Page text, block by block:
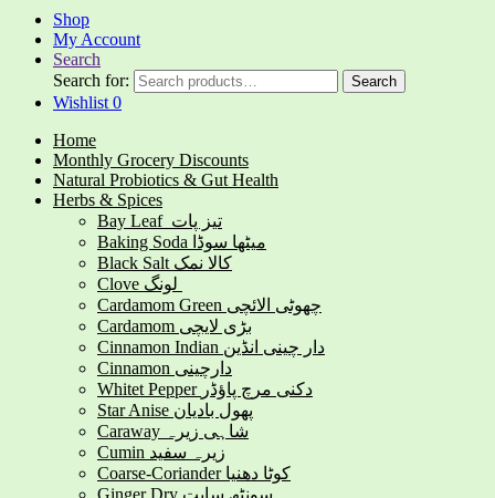
Shop
My Account
Search
Search for:
Search
Wishlist 0
Home
Monthly Grocery Discounts
Natural Probiotics & Gut Health
Herbs & Spices
Bay Leaf تیز پات
Baking Soda میٹھا سوڈا
Black Salt کالا نمک
Cardamom Green چھوٹی الائچی
Cardamom بڑی لایچی
Cinnamon Indian دار چینی انڈین
Cinnamon دارچینی
Whitet Pepper دکنی مرچ پاؤڈر
Star Anise پھول بادیان
Caraway شاہی زیرہ
Cumin زیرہ سفید
Coarse-Coriander کوٹا دھنیا
Ginger Dry سونٹھ سابت